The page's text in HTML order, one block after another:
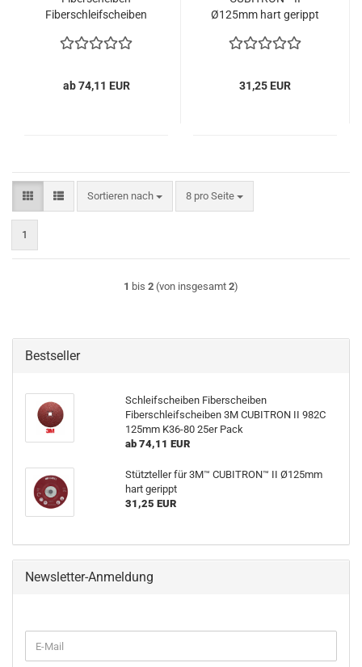
Fiberschleifscheiben
125mm K36-80 25er
ab 74,11 EUR
Ø125mm hart gerippt
31,25 EUR
Sortieren nach
Sortieren nach 8 pro Seite
pro Seite
1
1 bis 2 (von insgesamt 2)
Bestseller
Schleifscheiben Fiberscheiben
Fiberschleifscheiben 3M CUBITRON II 982C
125mm K36-80 25er Pack
ab 74,11 EUR
Stützteller für 3M™ CUBITRON™ II Ø125mm
hart gerippt
31,25 EUR
Newsletter-Anmeldung
ZUR
E-
Mail